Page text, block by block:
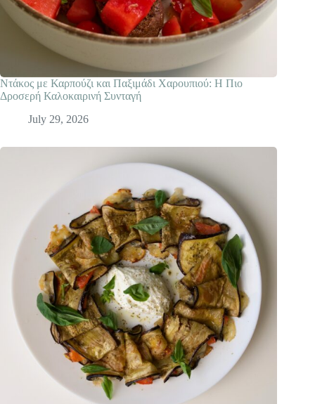
Ντάκος με Καρπούζι και Παξιμάδι Χαρουπιού: Η Πιο
Δροσερή Καλοκαιρινή Συνταγή
July 29, 2026